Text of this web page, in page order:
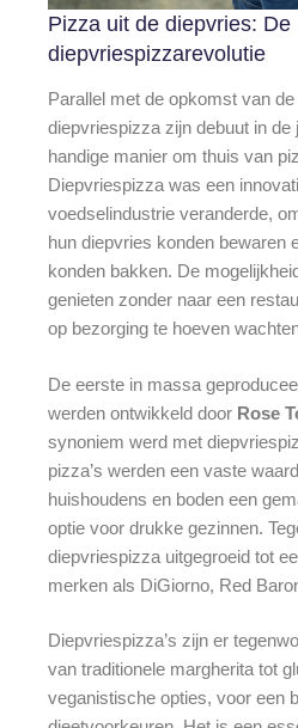
Pizza uit de diepvries: De
diepvriespizzarevolutie
Parallel met de opkomst van
diepvriespizza zijn debuut in de
handige manier om thuis van
Diepvriespizza was een
voedselindustrie veranderde,
hun diepvries konden bewaren
konden bakken. De
genieten zonder naar een
op bezorging te hoeven
De eerste in massa
werden ontwikkeld door Rose
synoniem werd met
pizza’s werden een vaste
huishoudens en boden een
optie voor drukke gezinnen.
diepvriespizza uitgegroeid tot
merken als DiGiorno, Red
Diepvriespizza’s zijn er
van traditionele margherita tot
veganistische opties, voor een